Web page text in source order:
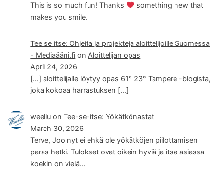
This is so much fun! Thanks
something new that
makes you smile.
Tee se itse: Ohjeita ja projekteja aloittelijoille Suomessa
- Mediaääni.fi onAloittelijan opas
April 24, 2026
[…] aloittelijalle löytyy opas 61° 23° Tampere -blogista,
joka kokoaa harrastuksen […]
weellu onTee-se-itse: Yökätkönastat
March 30, 2026
Terve, Joo nyt ei ehkä ole yökätköjen piilottamisen
paras hetki. Tulokset ovat oikein hyviä ja itse asiassa
koekin on vielä…